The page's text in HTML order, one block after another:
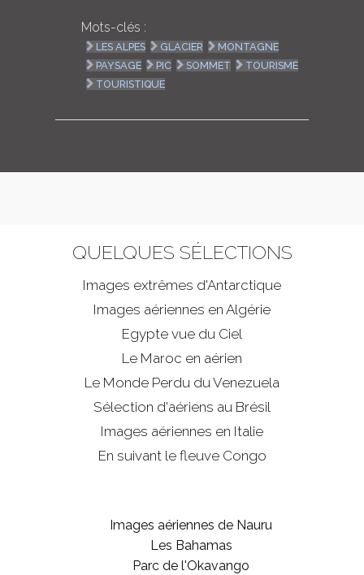
Mots-clés :
LES ALPES GLACIER
MONTAGNE
PAYSAGE
PIC SOMMET
TOURISME
TOURISTIQUE
QUELQUES SÉLECTIONS
Images extrêmes d'Antarctique
Images aériennes en Algérie
Egypte vue du Ciel
Le Maroc en aérien
Le Monde Perdu du Venezuela
Sélection d'aériens au Brésil
Images aériennes en Italie
En suivant le fleuve Congo
Images aériennes de Nauru
Les Bahamas
Parc de l'Okavango